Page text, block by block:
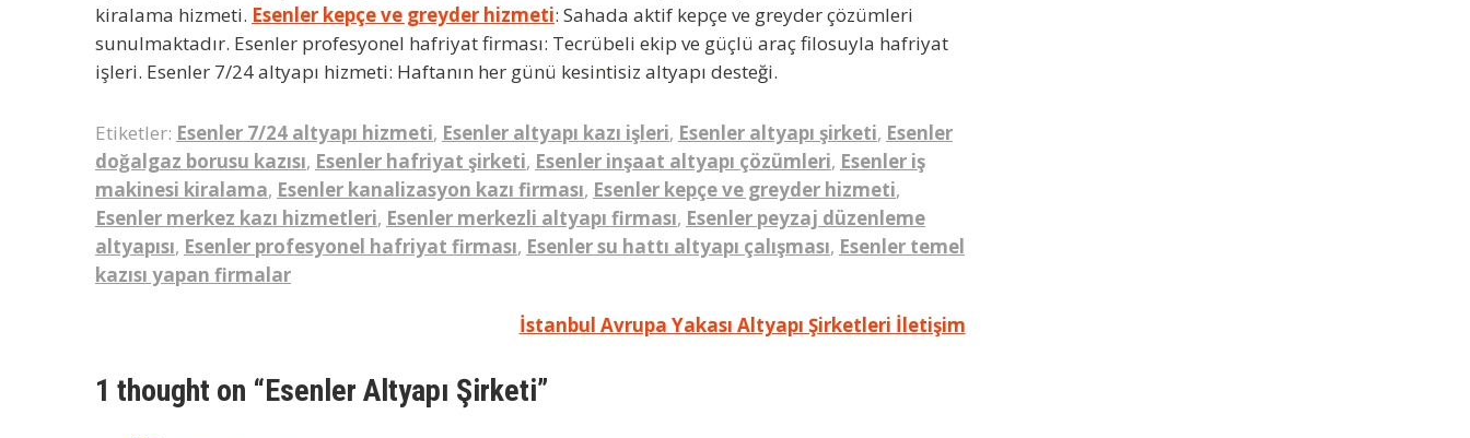
kiralama hizmeti. Esenler kepçe ve greyder hizmeti: Sahada aktif kepçe ve greyder çözümleri
sunulmaktadır. Esenler profesyonel hafriyat firması: Tecrübeli ekip ve güçlü araç filosuyla hafriyat
işleri. Esenler 7/24 altyapı hizmeti: Haftanın her günü kesintisiz altyapı desteği.
Etiketler: Esenler 7/24 altyapı hizmeti, Esenler altyapı kazı işleri, Esenler altyapı şirketi, Esenler
doğalgaz borusu kazısı, Esenler hafriyat şirketi, Esenler inşaat altyapı çözümleri, Esenler iş
makinesi kiralama, Esenler kanalizasyon kazı firması, Esenler kepçe ve greyder hizmeti,
Esenler merkez kazı hizmetleri, Esenler merkezli altyapı firması, Esenler peyzaj düzenleme
altyapısı, Esenler profesyonel hafriyat firması, Esenler su hattı altyapı çalışması, Esenler temel
kazısı yapan firmalar
İstanbul Avrupa Yakası Altyapı Şirketleri İletişim
1 thought on “Esenler Altyapı Şirketi”